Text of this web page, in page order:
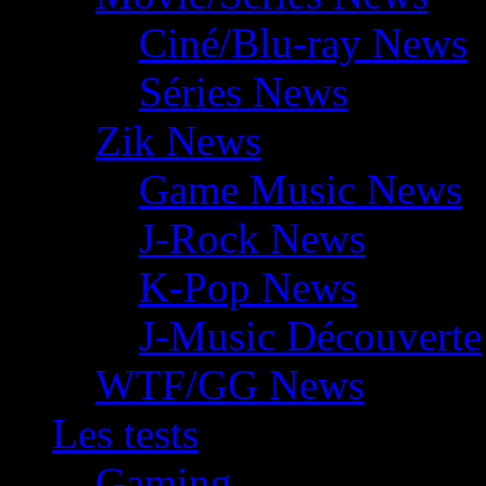
Ciné/Blu-ray News
Séries News
Zik News
Game Music News
J-Rock News
K-Pop News
J-Music Découverte
WTF/GG News
Les tests